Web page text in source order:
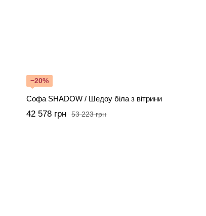
−20%
Софа SHADOW / Шедоу біла з вітрини
53 223 грн
42 578 грн